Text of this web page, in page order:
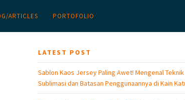
ARTICLES PORTOFOLIO
LATEST POST
Sablon Kaos Jersey Paling Awet! Mengenal
Sublimasi dan Batasan Penggunaannya di Kain